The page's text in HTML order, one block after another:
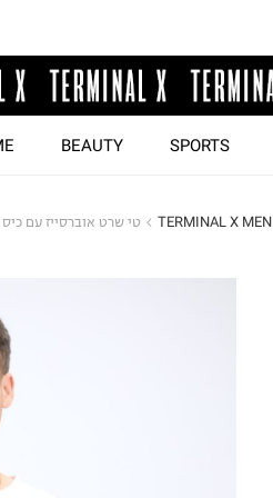
SPORTS
BEAUTY
TERMINAL X MEN טי שרט אוברסייז עם כיס